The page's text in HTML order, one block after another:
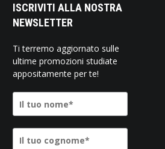
ISCRIVITI ALLA NOSTRA
NEWSLETTER
Ti terremo aggiornato sulle
ultime promozioni studiate
appositamente per te!